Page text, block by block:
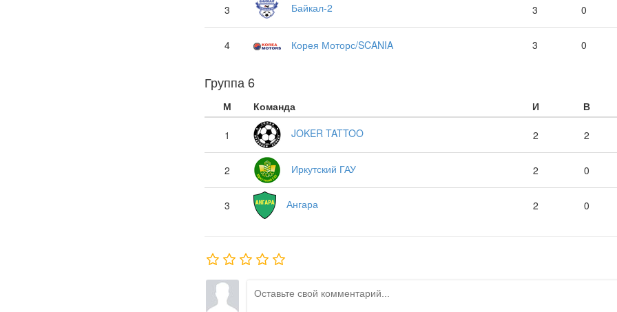
3 Байкал-2 3 0
4 Корея Моторс/SCANIA 3 0
Группа 6
М Команда И В
1 JOKER TATTOO 2 2
2 Иркутский ГАУ 2 0
3 Ангара 2 0